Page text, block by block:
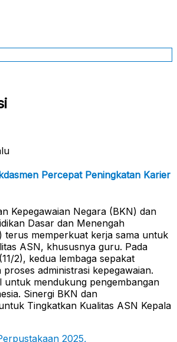
Percepat Peningkatan Karier
Kepegawaian Negara (BKN) dan
Dasar dan Menengah
terus memperkuat kerja sama untuk
ASN, khususnya guru. Pada
2), kedua lembaga sepakat
administrasi kepegawaian.
untuk mendukung pengembangan
Sinergi BKN dan
Tingkatkan Kualitas ASN Kepala